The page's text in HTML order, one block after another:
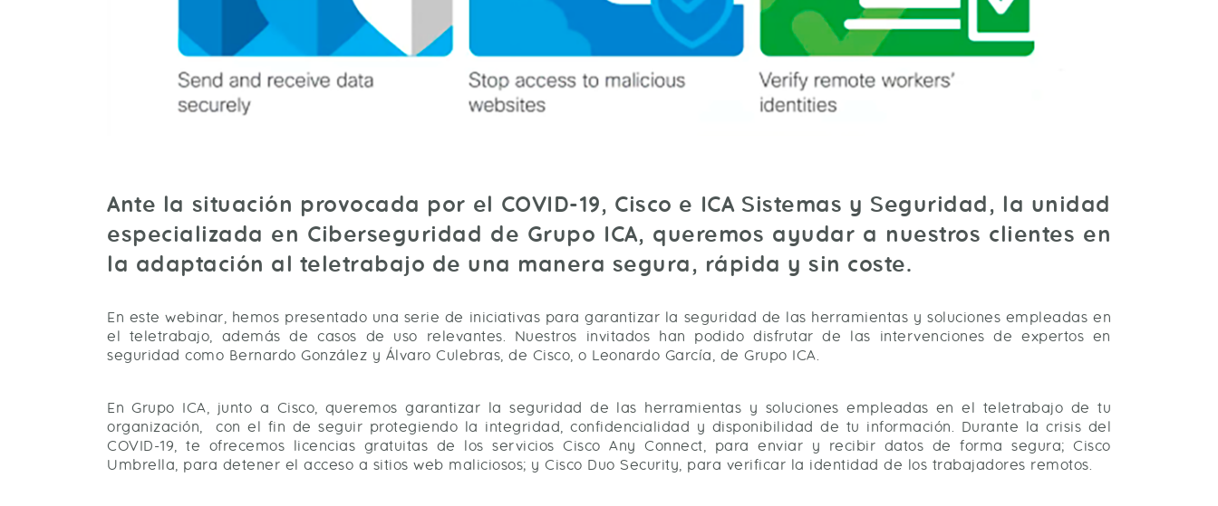
Ante la situación provocada por el COVID-19, Cisco e ICA Sistemas y Seguridad, la unidad
especializada en Ciberseguridad de Grupo ICA, queremos ayudar a nuestros clientes en
la adaptación al teletrabajo de una manera segura, rápida y sin coste.
En este webinar, hemos presentado una serie de iniciativas para garantizar la seguridad de las herramientas y soluciones empleadas en
el teletrabajo, además de casos de uso relevantes. Nuestros invitados han podido disfrutar de las intervenciones de expertos en
seguridad como Bernardo González y Álvaro Culebras, de Cisco, o Leonardo García, de Grupo ICA.
En Grupo ICA, junto a Cisco, queremos garantizar la seguridad de las herramientas y soluciones empleadas en el teletrabajo de tu
organización, con el fin de seguir protegiendo la integridad, confidencialidad y disponibilidad de tu información. Durante la crisis del
COVID-19, te ofrecemos licencias gratuitas de los servicios Cisco Any Connect, para enviar y recibir datos de forma segura; Cisco
Umbrella, para detener el acceso a sitios web maliciosos; y Cisco Duo Security, para verificar la identidad de los trabajadores remotos.